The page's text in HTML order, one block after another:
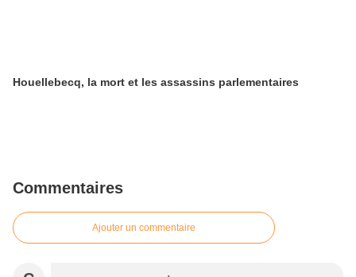
Houellebecq, la mort et les assassins parlementaires
Commentaires
Ajouter un commentaire